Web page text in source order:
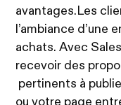
avantages.Les
l’ambiance d’une
achats. Avec
recevoir des
pertinents à
ou votre page